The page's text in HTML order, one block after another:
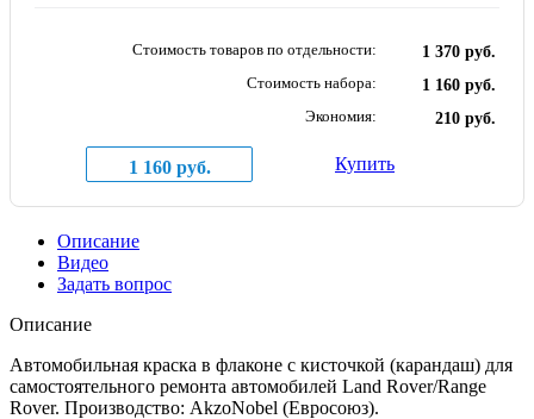
Стоимость товаров по отдельности:
1 370 руб.
Стоимость набора:
1 160 руб.
Экономия:
210 руб.
1 160 руб. Купить
Описание
Видео
Задать вопрос
Описание
Автомобильная краска в флаконе с кисточкой (карандаш) для
самостоятельного ремонта автомобилей Land Rover/Range
Rover. Производство: AkzoNobel (Евросоюз).